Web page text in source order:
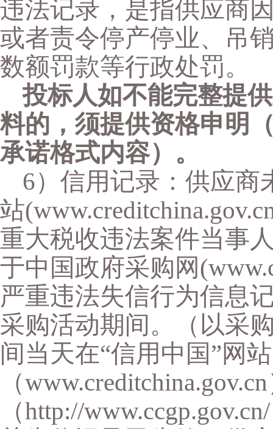
违法记录，是指供应商
或者责令停产停业、吊
数额罚款等行政处罚。
投标人如不能完整提
料的，须提供资格申明
承诺格式内容）。
6）信用记录：供应商
站
重大税收违法案件当事
于中国政府采购网
严重违法失信行为信息
采购活动期间。（以采
间当天在“信用中国”网站
（
（http://